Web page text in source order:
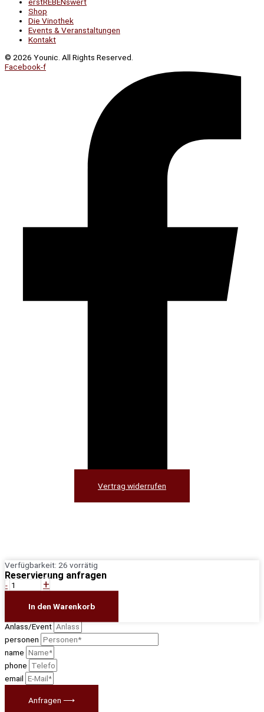
Shop
Die Vinothek
Events & Veranstaltungen
Kontakt
© 2026 Younic. All Rights Reserved.
Facebook-f
Vertrag widerrufen
Verfügbarkeit: 26 vorrätig
-
Weißburgunder
trocken,
Wgt.
Schwane,
Franken
Menge
+
In den Warenkorb
Reservierung anfragen
Anlass/Event
personen
name
phone
email
Anfragen ⟶